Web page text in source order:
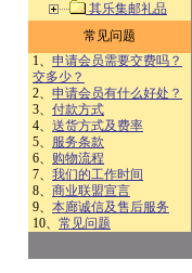
其乐集邮礼品
常见问题
1、 申请会员需要交费吗？
交多少？
2、 申请会员有什么好处？
3、 付款方式
4、 送货方式及费率
5、 服务条款
6、 购物流程
7、 我们的工作时间
8、 商业联盟宣言
9、 本廊诚信及售后服务
10、 常见问题